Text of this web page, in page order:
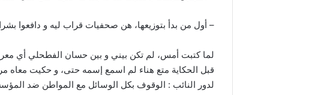
– أول من بدأ بتوزيعها، هن صحفيات قراب ليه و دافعوا
لما كتبت أمس، لم تكن بيني و بين حسان الفطحلي أي
قبل الحكاية متع هناء لم اسمع إسمه حتى، و حكيت
لدور النائب : الوقوف بكل الوسائل مع المواطن ضد